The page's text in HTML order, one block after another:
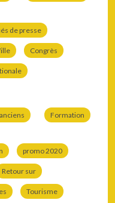
de presse
Congrès
Formation
promo 2020
Retour sur
Tourisme